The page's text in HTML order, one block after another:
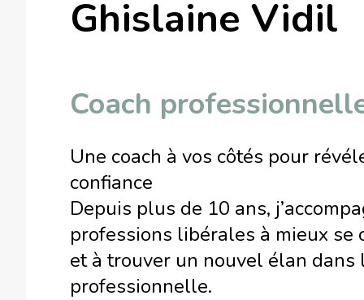
Ghislaine Vidil
Coach
Une coach à vos côtés pour
confiance
Depuis plus de 10 ans,
professions libérales à mieux se
et à trouver un nouvel élan
professionnelle.